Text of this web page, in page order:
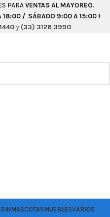
PARAVENTAS AL MAYOREO.
18:00 / SÁBADO 9:00 A 15:00 !
y (33) 3126 3990
MASCOTASMUEBLESVARIOS